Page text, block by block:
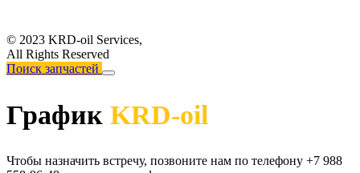
© 2023 KRD-oil Services,
All Rights Reserved
Поиск запчастей
График KRD-oil
Чтобы назначить встречу, позвоните нам по телефону +7 988